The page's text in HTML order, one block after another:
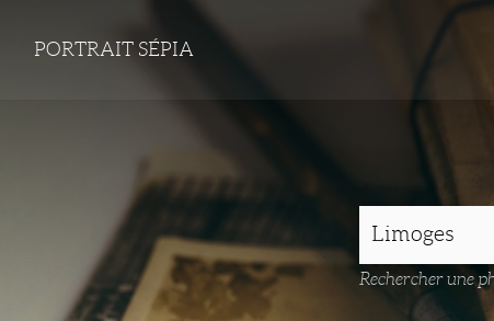
PORTRAIT SÉPIA
Rechercher une